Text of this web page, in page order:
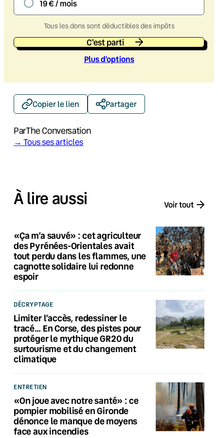
19 € / mois
Tous les dons sont déductibles des impôts
C'est parti
Plus d’options
Copier le lien Partager
ParThe Conversation
→ Tous ses articles
À lire aussi Voir tout
«Ça m’a sauvé» : cet agriculteur
des Pyrénées-Orientales avait
tout perdu dans les flammes, une
cagnotte solidaire lui redonne
espoir
DÉCRYPTAGE
Limiter l’accès, redessiner le
tracé… En Corse, des pistes pour
protéger le mythique GR20 du
surtourisme et du changement
climatique
ENTRETIEN
«On joue avec notre santé» : ce
pompier mobilisé en Gironde
dénonce le manque de moyens
face aux incendies